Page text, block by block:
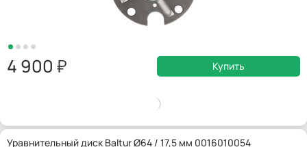
4 900 Купить
Уравнительный диск Baltur Ø64 / 17,5 мм 0016010054